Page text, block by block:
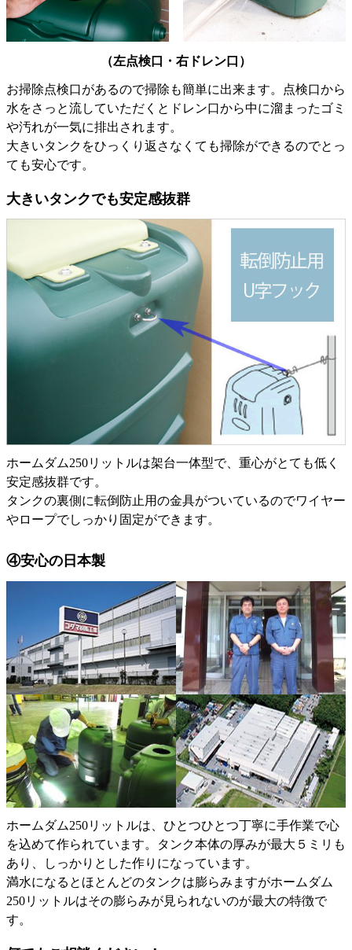
（左点検口・右ドレン口）
お掃除点検口があるので掃除も簡単に出来ます。点検口から
水をさっと流していただくとドレン口から中に溜まったゴミ
や汚れが一気に排出されます。
大きいタンクをひっくり返さなくても掃除ができるのでとっ
ても安心です。
大きいタンクでも安定感抜群
ホームダム250リットルは架台一体型で、重心がとても低く
安定感抜群です。
タンクの裏側に転倒防止用の金具がついているのでワイヤー
やロープでしっかり固定ができます。
④安心の日本製
ホームダム250リットルは、ひとつひとつ丁寧に手作業で心
を込めて作られています。タンク本体の厚みが最大５ミリも
あり、しっかりとした作りになっています。
満水になるとほとんどのタンクは膨らみますがホームダム
250リットルはその膨らみが見られないのが最大の特徴で
す。